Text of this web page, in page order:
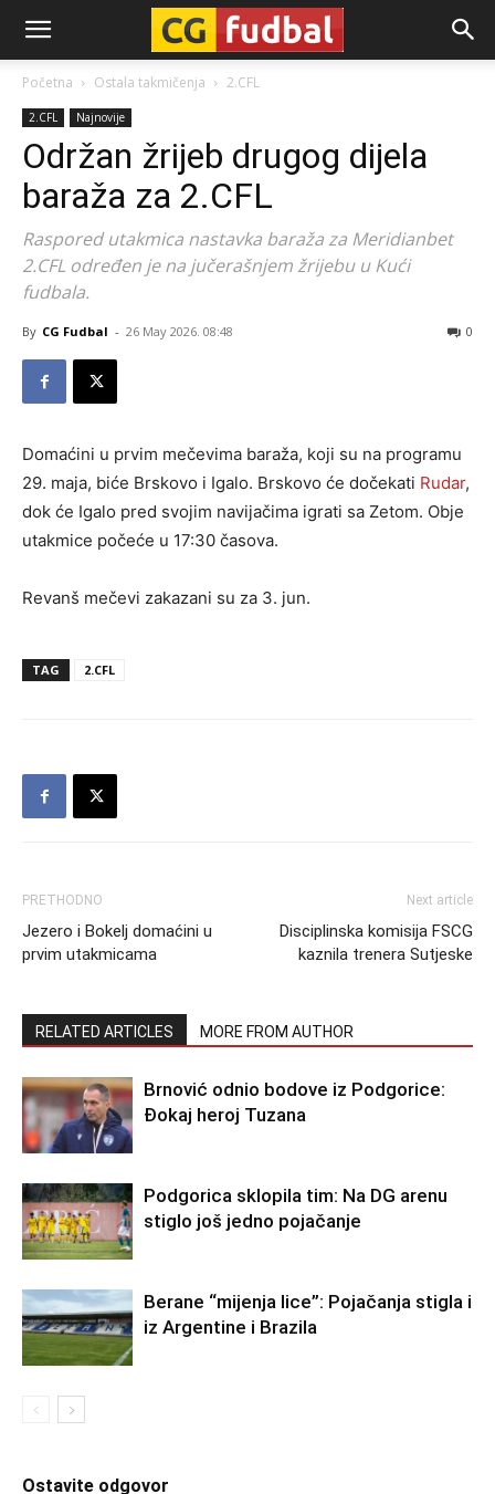
CG-
Fudbal
Početna Ostala takmičenja 2.CFL
2.CFL Najnovije
Održan žrijeb drugog dijela
baraža za 2.CFL
Raspored utakmica nastavka baraža za Meridianbet
2.CFL određen je na jučerašnjem žrijebu u Kući
fudbala.
By CG Fudbal - 26 May 2026. 08:48 0
Domaćini u prvim mečevima baraža, koji su na programu
29. maja, biće Brskovo i Igalo. Brskovo će dočekati Rudar,
dok će Igalo pred svojim navijačima igrati sa Zetom. Obje
utakmice počeće u 17:30 časova.
Revanš mečevi zakazani su za 3. jun.
TAG 2.CFL
PRETHODNO
Jezero i Bokelj domaćini u
prvim utakmicama
Next article
Disciplinska komisija FSCG
kaznila trenera Sutjeske
RELATED ARTICLES MORE FROM AUTHOR
Brnović odnio bodove iz Podgorice:
Đokaj heroj Tuzana
Podgorica sklopila tim: Na DG arenu
stiglo još jedno pojačanje
Berane “mijenja lice”: Pojačanja stigla i
iz Argentine i Brazila
Ostavite odgovor